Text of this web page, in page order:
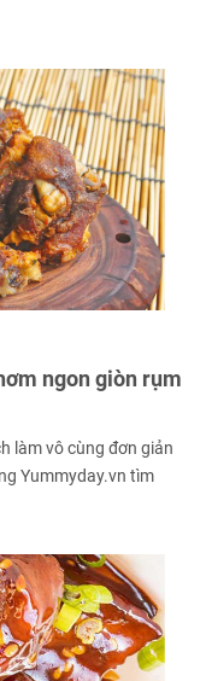
ngon giòn rụm
làm vô cùng đơn giản
Yummyday.vn tìm